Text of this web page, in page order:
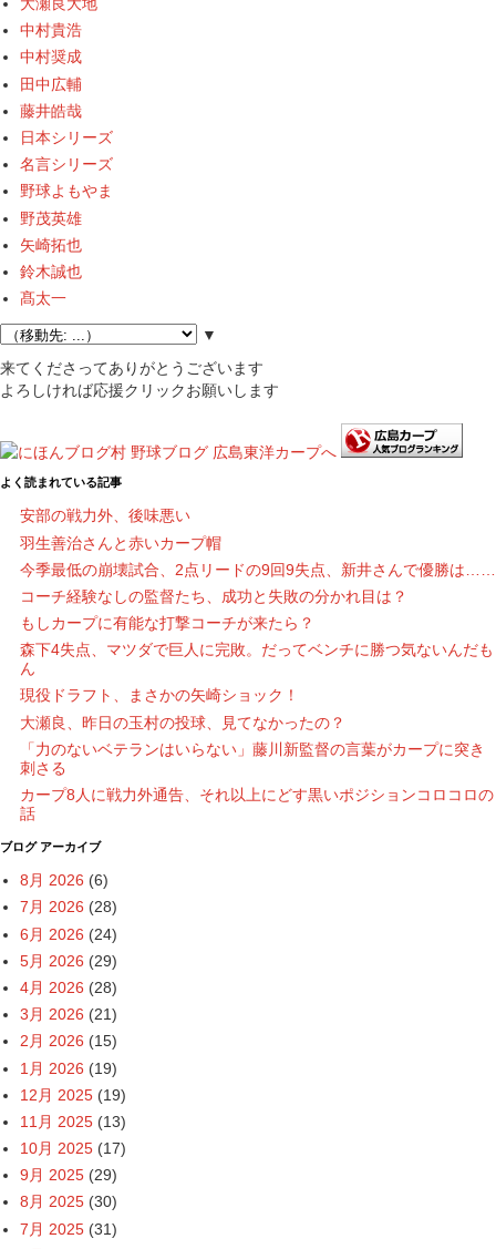
中村貴浩
中村奨成
田中広輔
藤井皓哉
日本シリーズ
名言シリーズ
野球よもやま
野茂英雄
矢崎拓也
鈴木誠也
髙太一
▼
来てくださってありがとうございます
よろしければ応援クリックお願いします
よく読まれている記事
安部の戦力外、後味悪い
羽生善治さんと赤いカープ帽
今季最低の崩壊試合、2点リードの9回9失点、新井さんで優勝は……
コーチ経験なしの監督たち、成功と失敗の分かれ目は？
もしカープに有能な打撃コーチが来たら？
森下4失点、マツダで巨人に完敗。だってベンチに勝つ気ないんだも
ん
現役ドラフト、まさかの矢崎ショック！
大瀬良、昨日の玉村の投球、見てなかったの？
「力のないベテランはいらない」藤川新監督の言葉がカープに突き
刺さる
カープ8人に戦力外通告、それ以上にどす黒いポジションコロコロの
話
ブログ アーカイブ
8月 2026 (6)
7月 2026 (28)
6月 2026 (24)
5月 2026 (29)
4月 2026 (28)
3月 2026 (21)
2月 2026 (15)
1月 2026 (19)
12月 2025 (19)
11月 2025 (13)
10月 2025 (17)
9月 2025 (29)
8月 2025 (30)
7月 2025 (31)